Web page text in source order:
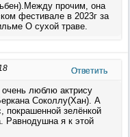
прочим, она
фестивале в 2023г за
О сухой траве.
Ответить
очень люблю актрису
Соколлу(Хан). А
покрашенной зелёнкой
Равнодушна я к этой